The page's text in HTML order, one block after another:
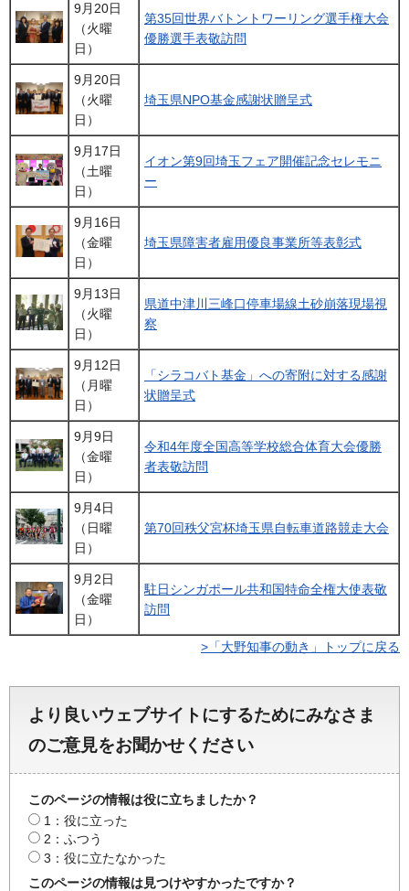
9月20日
（火曜
日）
第35回世界バトントワーリング選手権大会
優勝選手表敬訪問
9月20日
（火曜
日）
埼玉県NPO基金感謝状贈呈式
9月17日
（土曜
日）
イオン第9回埼玉フェア開催記念セレモニ
ー
9月16日
（金曜
日）
埼玉県障害者雇用優良事業所等表彰式
9月13日
（火曜
日）
県道中津川三峰口停車場線土砂崩落現場視
察
9月12日
（月曜
日）
「シラコバト基金」への寄附に対する感謝
状贈呈式
9月9日
（金曜
日）
令和4年度全国高等学校総合体育大会優勝
者表敬訪問
9月4日
（日曜
日）
第70回秩父宮杯埼玉県自転車道路競走大会
9月2日
（金曜
日）
駐日シンガポール共和国特命全権大使表敬
訪問
>「大野知事の動き」トップに戻る
より良いウェブサイトにするためにみなさま
のご意見をお聞かせください
このページの情報は役に立ちましたか？
1：役に立った
2：ふつう
3：役に立たなかった
このページの情報は見つけやすかったですか？